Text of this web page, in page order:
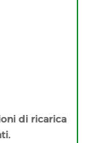
di ricarica